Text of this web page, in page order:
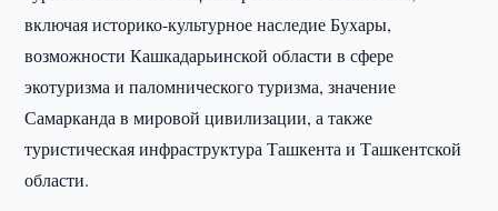
включая историко-культурное наследие Бухары,
возможности Кашкадарьинской области в сфере
экотуризма и паломнического туризма, значение
Самарканда в мировой цивилизации, а также
туристическая инфраструктура Ташкента и Ташкентской
области.